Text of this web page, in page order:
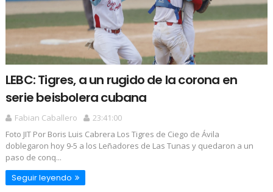
LEBC: Tigres, a un rugido de la corona en
serie beisbolera cubana
Fabian Caballero
23:41:00
Foto JIT Por Boris Luis Cabrera Los Tigres de Ciego de Ávila
doblegaron hoy 9-5 a los Leñadores de Las Tunas y quedaron a un
paso de conq...
Seguir leyendo